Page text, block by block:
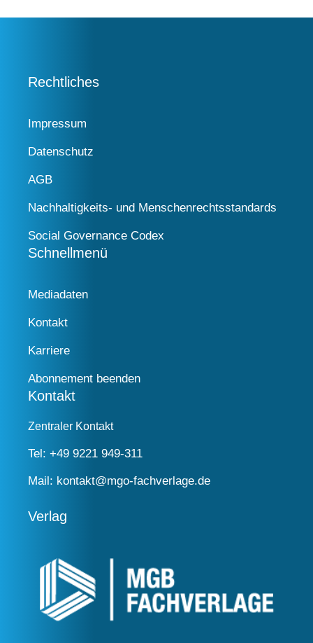
Rechtliches
Impressum
Datenschutz
AGB
Nachhaltigkeits- und Menschenrechtsstandards
Social Governance Codex
Schnellmenü
Mediadaten
Kontakt
Karriere
Abonnement beenden
Kontakt
Zentraler Kontakt
Tel: +49 9221 949-311
Mail: kontakt@mgo-fachverlage.de
Verlag